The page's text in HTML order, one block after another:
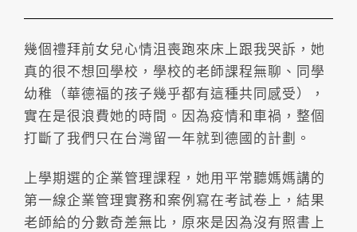
幾個禮拜前女兒心情沮喪跑來床上跟我哭訴，她
真的很不想回學校，學校的老師課程無聊、同學
幼稚（華德福的孩子幾乎都有這種共同感受），
實在是很浪費她的時間。因為疫情和車禍，整個
打斷了我們只在台灣留一年就到德國的計劃。
上學期選的企業管理課程，她用平常聽媽媽講的
第一線企業管理實務和案例寫在考試卷上，結果
老師給的分數奇差無比，原來是因為沒有照書上